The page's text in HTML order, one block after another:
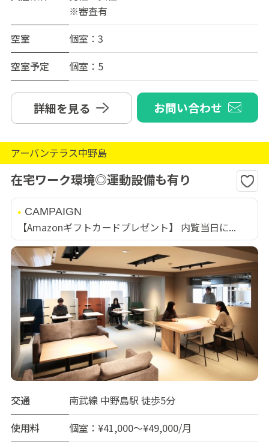
※審査有
空室
個室：3
空室予定
個室：5
詳細を見る お問い合わせ
アーバンテラス中野島
在宅ワーク環境◎運動設備も有り
CAMPAIGN
【Amazonギフトカードプレゼント】 内覧当日に...
交通
南武線 中野島駅 徒歩5分
使用料
個室：¥41,000～¥49,000/月